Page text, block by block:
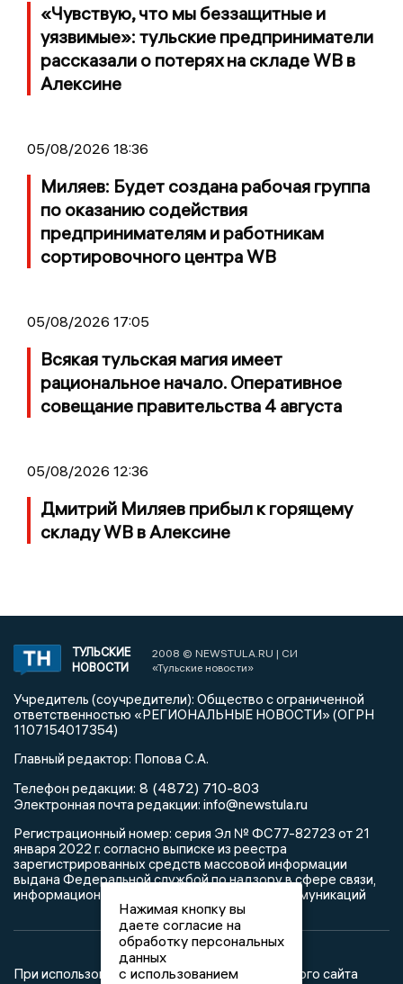
«Чувствую, что мы беззащитные и
уязвимые»: тульские предприниматели
рассказали о потерях на складе WB в
Алексине
05/08/2026 18:36
Миляев: Будет создана рабочая группа
по оказанию содействия
предпринимателям и работникам
сортировочного центра WB
05/08/2026 17:05
Всякая тульская магия имеет
рациональное начало. Оперативное
совещание правительства 4 августа
05/08/2026 12:36
Дмитрий Миляев прибыл к горящему
складу WB в Алексине
ТУЛЬСКИЕ
НОВОСТИ
2008 © NEWSTULA.RU | СИ
«Тульские новости»
Учредитель (соучредители): Общество с ограниченной
ответственностью «РЕГИОНАЛЬНЫЕ НОВОСТИ» (ОГРН
1107154017354)
Главный редактор: Попова С.А.
Телефон редакции: 8 (4872) 710-803
Электронная почта редакции: info@newstula.ru
Регистрационный номер: серия Эл № ФС77-82723 от 21
января 2022 г. согласно выписке из реестра
зарегистрированных средств массовой информации
выдана Федеральной службой по надзору в сфере связи,
информационных технологий и массовых коммуникаций
При использовании любого материала с данного сайта
Нажимая кнопку вы
даете согласие на
обработку персональных
данных
с использованием